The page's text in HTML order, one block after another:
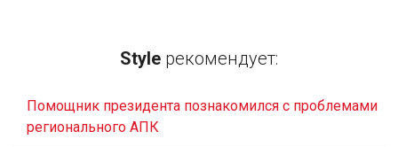
Style рекомендует:
Помощник президента познакомился с проблемами
регионального АПК